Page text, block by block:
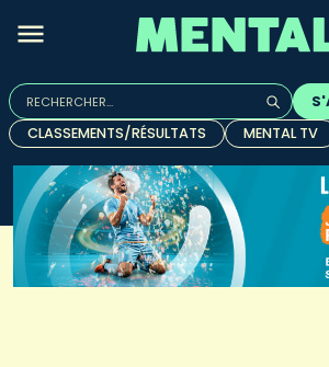
Rechercher :
Quand les résultats de l'auto-
CLASSEMENTS/RÉSULTATS
MENTAL TV